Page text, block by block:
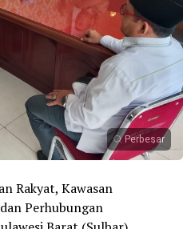
Perbesar
Rakyat, Kawasan
Perhubungan